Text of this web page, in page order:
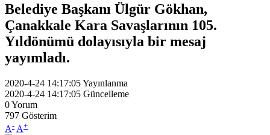
Belediye Başkanı Ülgür Gökhan,
Çanakkale Kara Savaşlarının 105.
Yıldönümü dolayısıyla bir mesaj
yayımladı.
2020-4-24 14:17:05Yayınlanma
2020-4-24 14:17:05 Güncelleme
0Yorum
797 Gösterim
A- A+